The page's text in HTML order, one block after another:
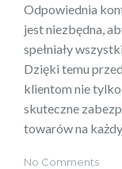
Odpowiednia
jest niezbędna,
spełniały
Dzięki temu
klientom nie
skuteczne
towarów na
No Comments